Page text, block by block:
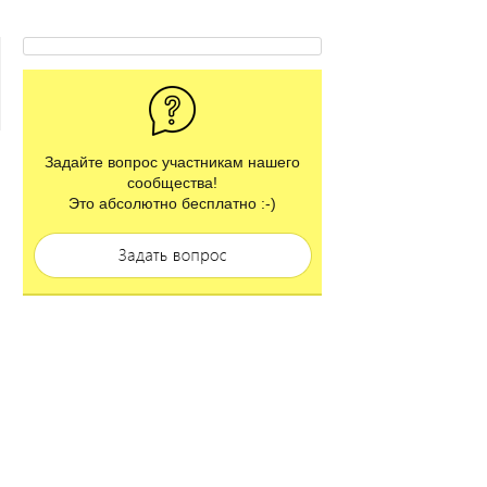
Задайте вопрос участникам нашего
сообщества!
Это абсолютно бесплатно :-)